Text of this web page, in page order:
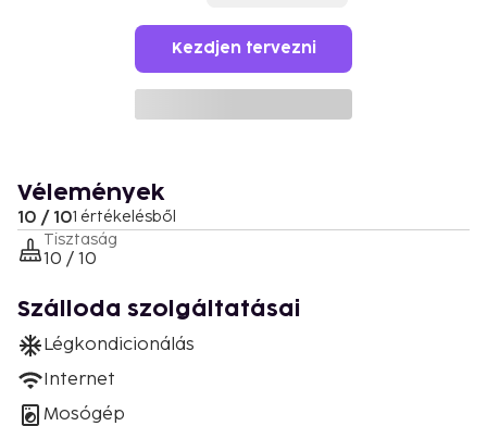
Kezdjen tervezni
Vélemények
10 / 101 értékelésből
Tisztaság
10 / 10
Szálloda szolgáltatásai
Légkondicionálás
Internet
Mosógép